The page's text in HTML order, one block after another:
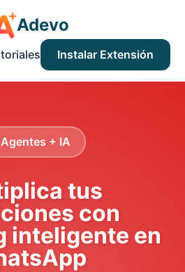
Adevo
Instalar Extensión
Agentes + IA
tus
con
inteligente en